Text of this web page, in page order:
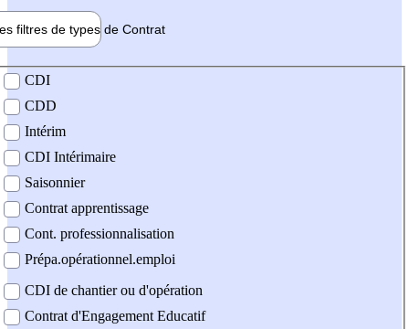
filtres de types de Contrat
contrat
CDI
CDD
Intérim
CDI Intérimaire
Saisonnier
Contrat apprentissage
Cont. professionnalisation
Prépa.opérationnel.emploi
CDI de chantier ou d'opération
Contrat d'Engagement Educatif